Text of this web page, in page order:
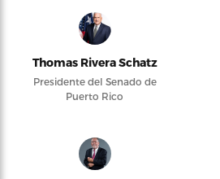
Thomas Rivera Schatz
Presidente del Senado de
Puerto Rico